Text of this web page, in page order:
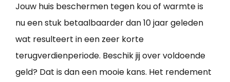
Jouw huis beschermen tegen kou of warmte is
nu een stuk betaalbaarder dan 10 jaar geleden
wat resulteert in een zeer korte
terugverdienperiode. Beschik jij over voldoende
geld? Dat is dan een mooie kans. Het rendement